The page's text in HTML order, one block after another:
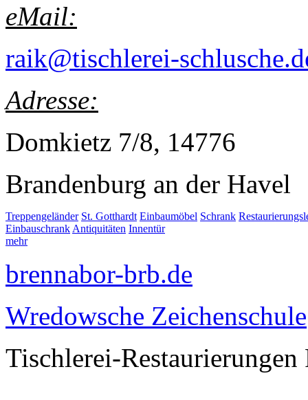
eMail:
raik@tischlerei-
Adresse:
Domkietz 7/8, 14776
Brandenburg an der Havel
Treppengeländer St. Gotthardt Einbaumöbel Schrank
Einbauschrank Antiquitäten Innentür
mehr
brennabor-brb.de
Wredowsche Zeichenschule
Tischlerei-